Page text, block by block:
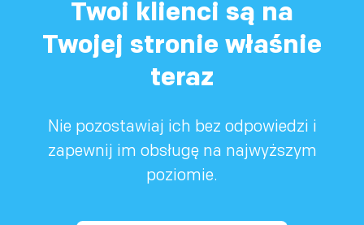
Twoi klienci są na
Twojej stronie właśnie
teraz
Nie pozostawiaj ich bez odpowiedzi i
zapewnij im obsługę na najwyższym
poziomie.